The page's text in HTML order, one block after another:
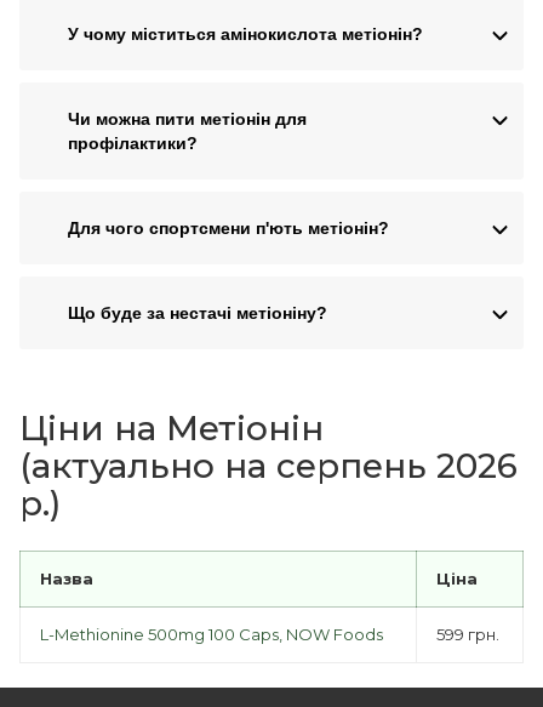
У чому міститься амінокислота метіонін?
Чи можна пити метіонін для
профілактики?
Для чого спортсмени п'ють метіонін?
Що буде за нестачі метіоніну?
Ціни на Метіонін
(актуально на серпень 2026
р.)
Назва Ціна
L-Methionine 500mg 100 Caps, NOW Foods 599 грн.